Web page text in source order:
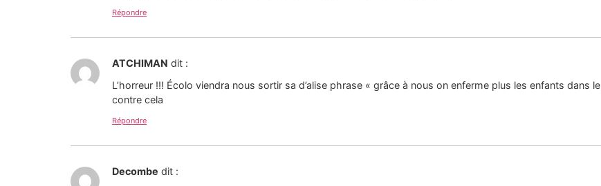
Répondre
ATCHIMAN dit :
L’horreur !!! Écolo viendra nous sortir sa d’alise phrase « grâce à nous on enferme plus les enfants
contre cela
Répondre
Decombe dit :